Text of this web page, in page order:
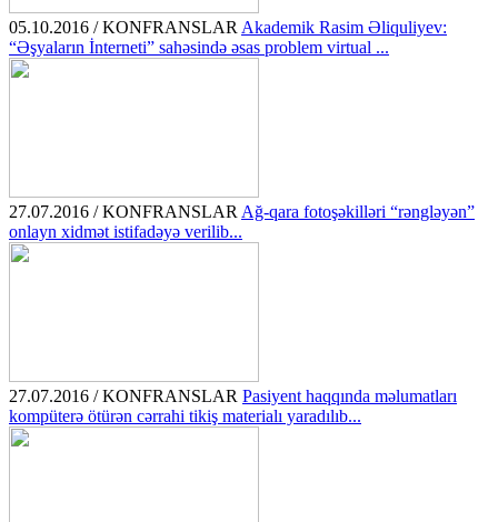
05.10.2016 / KONFRANSLAR Akademik Rasim Əliquliyev:
“Əşyaların İnterneti” sahəsində əsas problem virtual ...
27.07.2016 / KONFRANSLAR Ağ-qara fotoşəkilləri “rəngləyən”
onlayn xidmət istifadəyə verilib...
27.07.2016 / KONFRANSLAR Pasiyent haqqında məlumatları
kompüterə ötürən cərrahi tikiş materialı yaradılıb...